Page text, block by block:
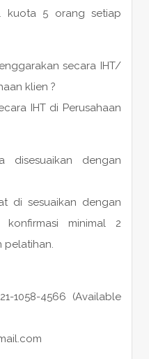
kuota 5 orang setiap
secara IHT/
klien ?
IHT di Perusahaan
dengan
di sesuaikan dengan
konfirmasi minimal 2
pelatihan.
1058-4566 (Available